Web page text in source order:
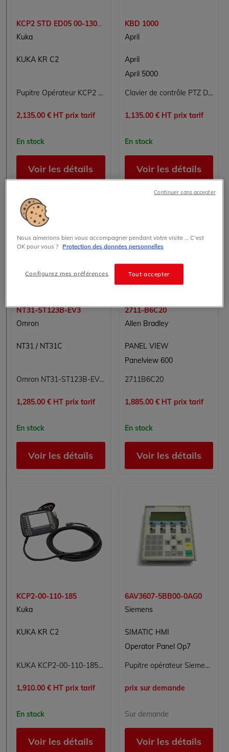
KCP2 STD ED05 00-130-547
Kuka
KUKA KR C2
Pupitre Opérateur KCP2 STD ED05 KUKA 00-130-547
2,135.00 € HT prix tarif
En stock
Voir les détails
KBD 1000
April
April
April 5000
Clavier de contrôle PTZ Dahua KBD1000 pour DVR et dômes motorisés RS232 RS485
1,135.00 € HT prix tarif
En stock
Voir les détails
NT31-ST123B-EV3
Omron
NT31 / NT31C
Omron NT31-ST123B-EV3 Terminal de dialogue tactile IHM 5,7 pouces monochrome série NT31
1,285.00 € HT prix tarif
En stock
Voir les détails
2711-B6C20
Allen Bradley
PANEL VIEW
Panelview 600
2711B6C20
1,885.00 € HT prix tarif
En stock
Voir les détails
KCP2-00-110-185
Kuka
KUKA KR C2
KUKA KCP2-00-110-185 (KCP200110185) - Pupitre de programmation KCP2, câble 10 m, pour baie KRC2
1,910.00 € HT prix tarif
En stock
Voir les détails
6AV3607-5BB00-0AG0
Siemens
SIMATIC HMI
Operator Panel Op7
Pupitre opérateur Siemens SIMATIC HMI OP7/DP 6AV3607-5BB00-0AG0 - Panneau de commande industriel
prix sur demande
Sur demande
Voir les détails
Nous aimerions bien vous accompagner pendant votre visite … C’est
OK pour vous ? Protection des données personnelles
Tout accepter
Configurez mes préférences
Continuer sans accepter